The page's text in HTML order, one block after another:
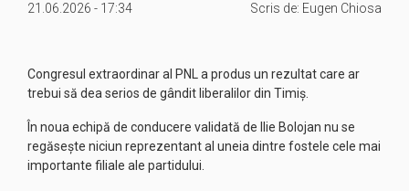
21.06.2026 - 17:34 Scris de: Eugen Chiosa
Congresul extraordinar al PNL a produs un rezultat care ar
trebui să dea serios de gândit liberalilor din Timiș.
În noua echipă de conducere validată de Ilie Bolojan nu se
regăsește niciun reprezentant al uneia dintre fostele cele mai
importante filiale ale partidului.